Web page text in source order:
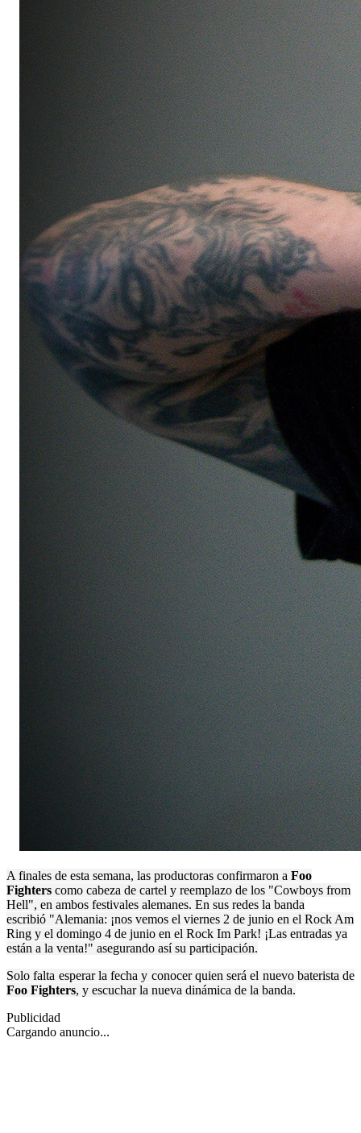
A finales de esta semana, las productoras confirmaron a Foo
Fighters como cabeza de cartel y reemplazo de los "Cowboys from
Hell", en ambos festivales alemanes. En sus redes la banda
escribió "Alemania: ¡nos vemos el viernes 2 de junio en el Rock Am
Ring y el domingo 4 de junio en el Rock Im Park! ¡Las entradas ya
están a la venta!" asegurando así su participación.
Solo falta esperar la fecha y conocer quien será el nuevo baterista de
Foo Fighters, y escuchar la nueva dinámica de la banda.
Publicidad
Cargando anuncio...